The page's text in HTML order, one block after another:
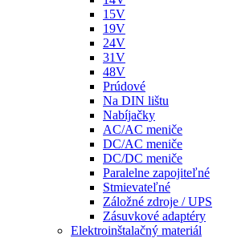
15V
19V
24V
31V
48V
Prúdové
Na DIN lištu
Nabíjačky
AC/AC meniče
DC/AC meniče
DC/DC meniče
Paralelne zapojiteľné
Stmievateľné
Záložné zdroje / UPS
Zásuvkové adaptéry
Elektroinštalačný materiál